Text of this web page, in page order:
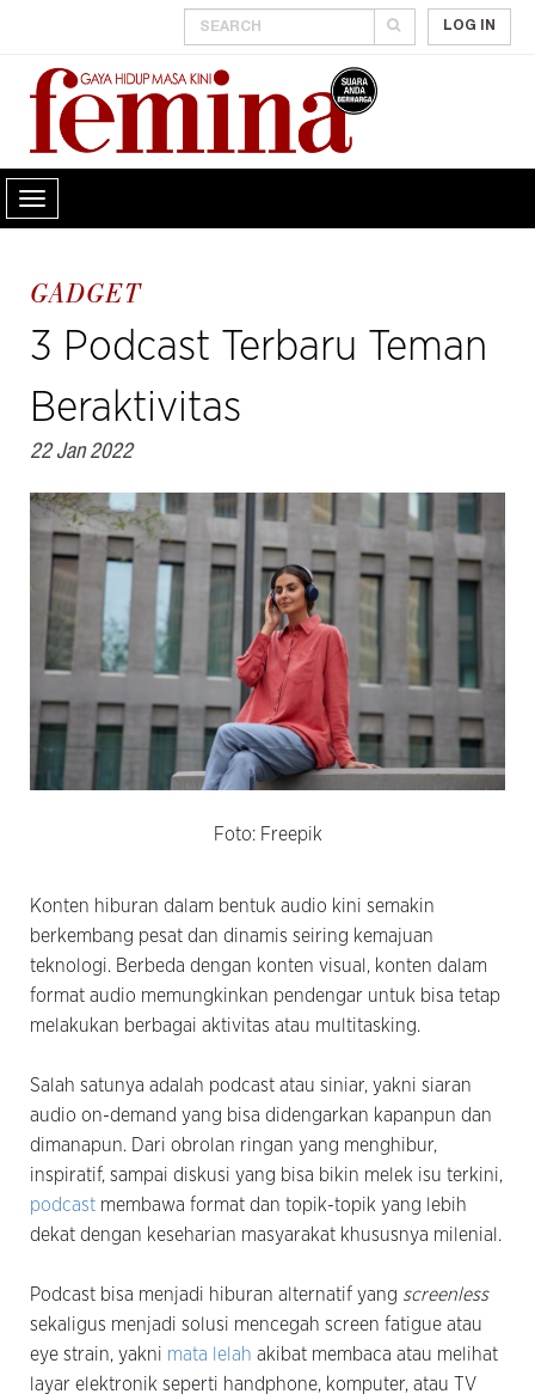
LOG IN
GADGET
3 Podcast Terbaru Teman
Beraktivitas
22 Jan 2022
Foto: Freepik
Konten hiburan dalam bentuk audio kini semakin
berkembang pesat dan dinamis seiring kemajuan
teknologi. Berbeda dengan konten visual, konten dalam
format audio memungkinkan pendengar untuk bisa tetap
melakukan berbagai aktivitas atau multitasking.
Salah satunya adalah podcast atau siniar, yakni siaran
audio on-demand yang bisa didengarkan kapanpun dan
dimanapun. Dari obrolan ringan yang menghibur,
inspiratif, sampai diskusi yang bisa bikin melek isu terkini,
podcast membawa format dan topik-topik yang lebih
dekat dengan keseharian masyarakat khususnya milenial.
Podcast bisa menjadi hiburan alternatif yang screenless
sekaligus menjadi solusi mencegah screen fatigue atau
eye strain, yakni mata lelah akibat membaca atau melihat
layar elektronik seperti handphone, komputer, atau TV